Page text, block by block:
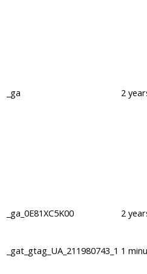
_ga 2
_ga_0E81XC5K00
2
_gat_gtag_UA_211980743_1 1